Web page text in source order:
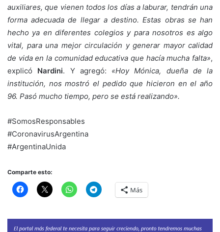
auxiliares, que vienen todos los días a laburar, tendrán una
forma adecuada de llegar a destino. Estas obras se han
hecho ya en diferentes colegios y para nosotros es algo
vital, para una mejor circulación y generar mayor calidad
de vida en la comunidad educativa que hacía mucha falta»,
explicó Nardini. Y agregó: «Hoy Mónica, dueña de la
institución, nos mostró el pedido que hicieron en el año
96. Pasó mucho tiempo, pero se está realizando».
#SomosResponsables
#CoronavirusArgentina
#ArgentinaUnida
Comparte esto:
Más